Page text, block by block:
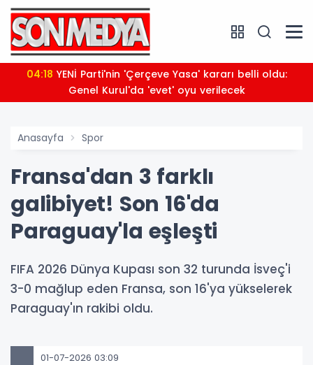
04:18
Genel Kurul'da 'evet' oyu verilecek
Anasayfa Spor
Fransa'dan 3 farklı
galibiyet! Son 16'da
Paraguay'la eşleşti
FIFA 2026 Dünya Kupası son 32 turunda İsveç'i
3-0 mağlup eden Fransa, son 16'ya yükselerek
Paraguay'ın rakibi oldu.
01-07-2026 03:09